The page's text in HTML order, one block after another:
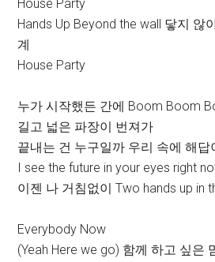
House Party
Hands Up Beyond the wall 닿지 않
계
House Party
누가 시작했든 간에 Boom Boom
길고 넓은 파장이 번져가
끝내는 건 누구일까 우리 속에 해답
I see the future in your eyes right
이젠 나 거침없이 Two hands up in
Everybody Now
(Yeah Here we go) 함께 하고 싶은